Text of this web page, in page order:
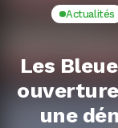
Actualités
Les
une